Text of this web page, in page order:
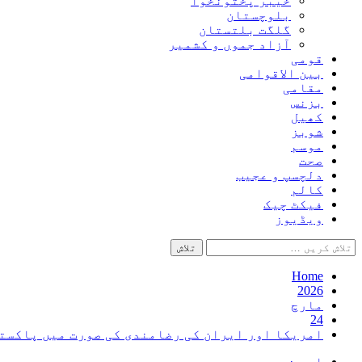
بلوچستان
گلگت بلتستان
آزاد جموں و کشمیر
قومی
بین الاقوامی
مقامی
بزنس
کھیل
شوبز
موسم
صحت
دلچسپ و عجیب
کالم
فیکٹ چیک
ویڈیوز
تلاش
کریں
برائے:Home
2026
مارچ
24
امریکا اور ایران کی رضامندی کی صورت میں